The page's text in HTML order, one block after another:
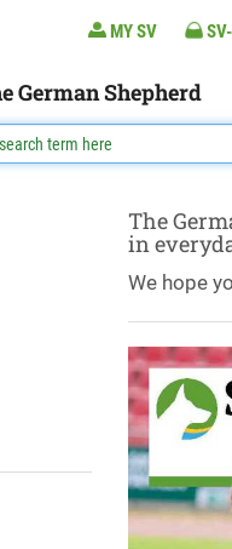
MY SV
German Shepherd
The
in
We hope